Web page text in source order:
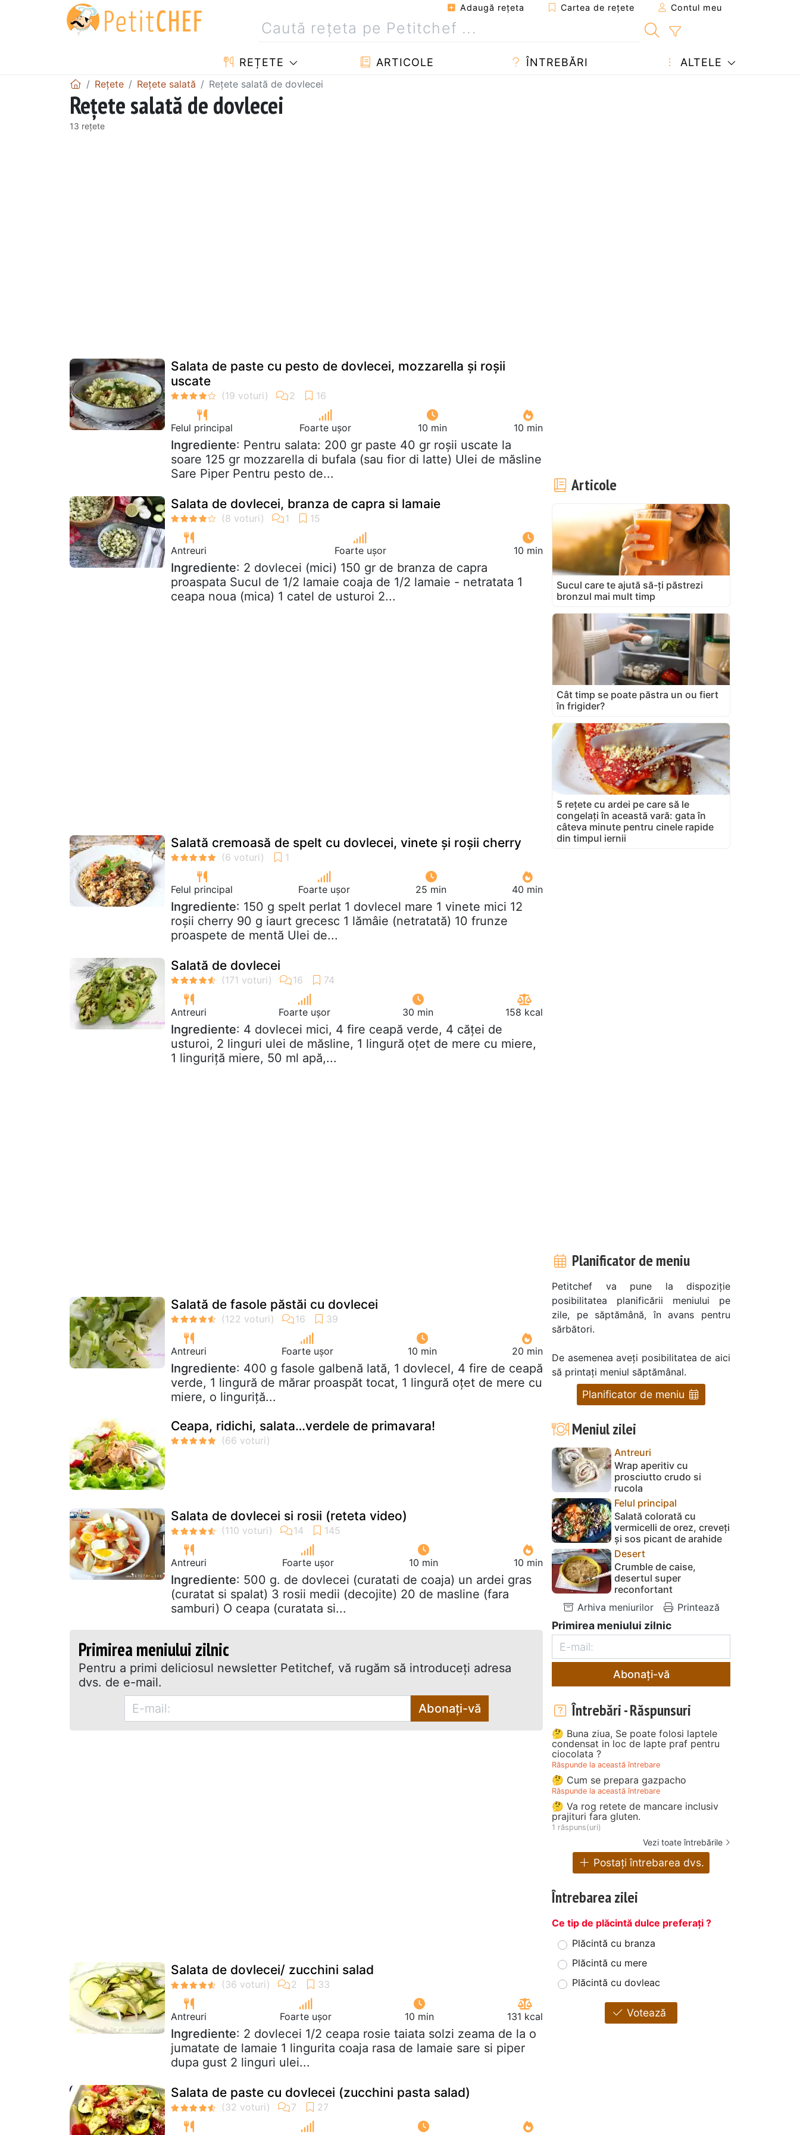
Adaugă reţeta Cartea de rețete Contul meu
REȚETE ARTICOLE ÎNTREBĂRI ALTELE
Rețete Rețete salată Rețete salată de dovlecei
Rețete salată de dovlecei
13 rețete
Salata de paste cu pesto de dovlecei, mozzarella și roșii
uscate
Felul principal Foarte ușor 10 min 10 min
Ingrediente: Pentru salata: 200 gr paste 40 gr roșii uscate la
soare 125 gr mozzarella di bufala (sau fior di latte) Ulei de măsline
Sare Piper Pentru pesto de...
Salata de dovlecei, branza de capra si lamaie
Antreuri Foarte ușor 10 min
Ingrediente: 2 dovlecei (mici) 150 gr de branza de capra
proaspata Sucul de 1/2 lamaie coaja de 1/2 lamaie - netratata 1
ceapa noua (mica) 1 catel de usturoi 2...
Salată cremoasă de spelt cu dovlecei, vinete și roșii cherry
Felul principal Foarte ușor 25 min 40 min
Ingrediente: 150 g spelt perlat 1 dovlecel mare 1 vinete mici 12
roșii cherry 90 g iaurt grecesc 1 lămâie (netratată) 10 frunze
proaspete de mentă Ulei de...
Salată de dovlecei
Antreuri Foarte ușor 30 min 158 kcal
Ingrediente: 4 dovlecei mici, 4 fire ceapă verde, 4 căței de
usturoi, 2 linguri ulei de măsline, 1 lingură oțet de mere cu miere,
1 linguriță miere, 50 ml apă,...
Salată de fasole păstăi cu dovlecei
Antreuri Foarte ușor 10 min 20 min
Ingrediente: 400 g fasole galbenă lată, 1 dovlecel, 4 fire de ceapă
verde, 1 lingură de mărar proaspăt tocat, 1 lingură oțet de mere cu
miere, o linguriță...
Ceapa, ridichi, salata…verdele de primavara!
Salata de dovlecei si rosii (reteta video)
Antreuri Foarte ușor 10 min 10 min
Ingrediente: 500 g. de dovlecei (curatati de coaja) un ardei gras
(curatat si spalat) 3 rosii medii (decojite) 20 de masline (fara
samburi) O ceapa (curatata si...
Primirea meniului zilnic
Pentru a primi deliciosul newsletter Petitchef, vă rugăm să introduceţi adresa
dvs. de e-mail.
Abonați-vă
Salata de dovlecei/ zucchini salad
Antreuri Foarte ușor 10 min 131 kcal
Ingrediente: 2 dovlecei 1/2 ceapa rosie taiata solzi zeama de la o
jumatate de lamaie 1 lingurita coaja rasa de lamaie sare si piper
dupa gust 2 linguri ulei...
Salata de paste cu dovlecei (zucchini pasta salad)
Articole
Sucul care te ajută să-ți păstrezi
bronzul mai mult timp
Cât timp se poate păstra un ou fiert
în frigider?
5 rețete cu ardei pe care să le
congelați în această vară: gata în
câteva minute pentru cinele rapide
din timpul iernii
Planificator de meniu
Petitchef va pune la dispoziție
posibilitatea planificării meniului pe
zile, pe săptămână, în avans pentru
sărbători.
De asemenea aveți posibilitatea de aici
să printați meniul săptămânal.
Planificator de meniu
Meniul zilei
Antreuri
Wrap aperitiv cu
prosciutto crudo si
rucola
Felul principal
Salată colorată cu
vermicelli de orez, creveți
și sos picant de arahide
Desert
Crumble de caise,
desertul super
reconfortant
Arhiva meniurilor
Printează
Primirea meniului zilnic
Abonați-vă
Întrebări - Răspunsuri
🤔 Buna ziua, Se poate folosi laptele
condensat in loc de lapte praf pentru
ciocolata ?
Răspunde la această întrebare
🤔 Cum se prepara gazpacho
Răspunde la această întrebare
🤔 Va rog retete de mancare inclusiv
prajituri fara gluten.
1 răspuns(uri)
Vezi toate întrebările
Postați întrebarea dvs.
Întrebarea zilei
Ce tip de plăcintă dulce preferați ?
Plăcintă cu branza
Plăcintă cu mere
Plăcintă cu dovleac
Votează